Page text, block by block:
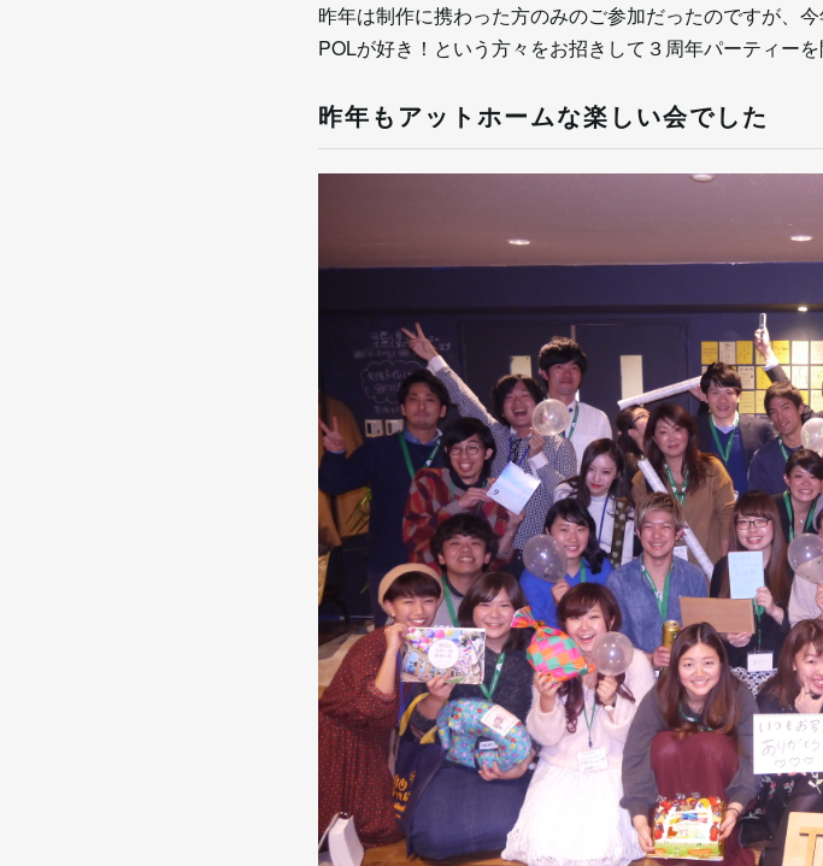
昨年は制作に携わった方のみのご参加だったのですが、
POLが好き！という方々をお招きして３周年パーティーを
昨年もアットホームな楽しい会でした